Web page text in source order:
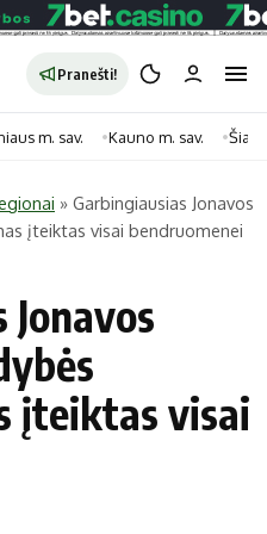
Pranešti!
Kategorijos
Gyvenimas
Horoskopai
Laisvalaikis
Maistas
m. sav. Kauno m. sav.
» Garbingiausias Jonavos
įteiktas visai bendruomenei
įteiktas visai